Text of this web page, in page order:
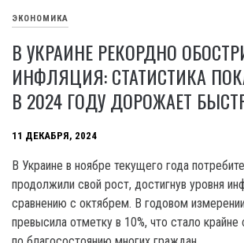
ЭКОНОМИКА
В УКРАИНЕ РЕКОРДНО
ИНФЛЯЦИЯ: СТАТИСТИКА
В 2024 ГОДУ ДОРОЖАЕТ
11 ДЕКАБРЯ, 2024
В Украине в ноябре текущего года
продолжили свой рост, достигнув уровня
сравнению с октябрем. В годовом
превысила отметку в 10%, что стало